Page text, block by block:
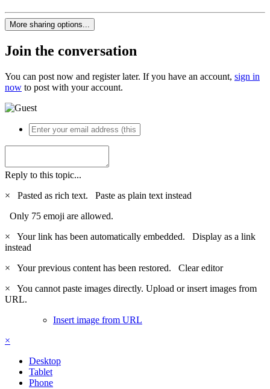
More sharing options...
Join the conversation
You can post now and register later. If you have an account, sign in
now to post with your account.
Reply to this topic...
×
Pasted as rich text. Paste as plain text instead
Only 75 emoji are allowed.
×
Your link has been automatically embedded. Display as a link
instead
×
Your previous content has been restored. Clear editor
×
You cannot paste images directly. Upload or insert images from
URL.
Insert image from URL
×
Desktop
Tablet
Phone